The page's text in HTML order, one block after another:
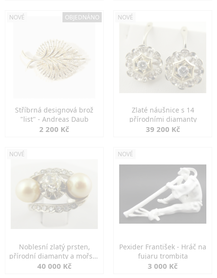
NOVÉ OBJEDNÁNO
Stříbrná designová brož
"list" - Andreas Daub
2 200 Kč
NOVÉ
Zlaté náušnice s 14
přírodními diamanty
39 200 Kč
NOVÉ
Noblesní zlatý prsten,
přírodní diamanty a mořské
perly
40 000 Kč
NOVÉ
Pexider František - Hráč na
fujaru trombita
3 000 Kč